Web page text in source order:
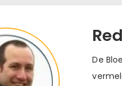
De